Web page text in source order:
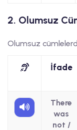
2. Olumsuz
Olumsuz
İfade
There
was
not /